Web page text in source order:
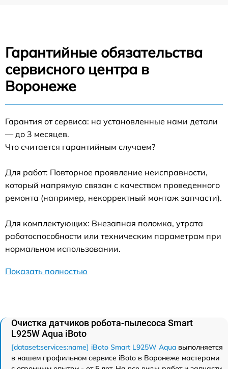
Гарантийные обязательства
сервисного центра в
Воронеже
Гарантия от сервиса: на установленные нами детали
— до 3 месяцев.
Что считается гарантийным случаем?
Для работ: Повторное проявление неисправности,
который напрямую связан с качеством проведенного
ремонта (например, некорректный монтаж запчасти).
Для комплектующих: Внезапная поломка, утрата
работоспособности или техническим параметрам при
нормальном использовании.
Показать полностью
Очистка датчиков робота-пылесоса Smart
L925W Aqua iBoto
[dataset:services:name] iBoto Smart L925W Aqua выполняется
в нашем профильном сервисе iBoto в Воронеже мастерами